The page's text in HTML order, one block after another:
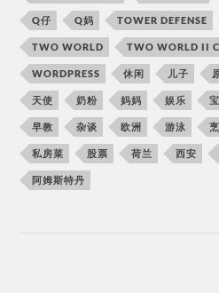
Q仔 Q妈 TOWER DEFENSE
TWO WORLD TWO WORLD II
WORDPRESS 休闲 儿子
天使 奶粉 妈妈 娱乐
早教 杂谈 欧洲 游泳
私房菜 股票 荷兰 西安
阿姆斯特丹